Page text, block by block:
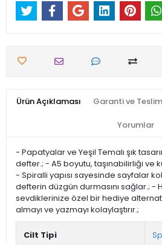
Ürün Açıklaması Garanti ve
Yorumlar
- Papatyalar ve Yeşil Temalı şık
defter.; - A5 boyutu, taşınabilirliği ve
- Spiralli yapısı sayesinde sayfalar
defterin düzgün durmasını sağlar.; -
sevdiklerinize özel bir hediye
almayı ve yazmayı kolaylaştırır.;
Cilt Tipi